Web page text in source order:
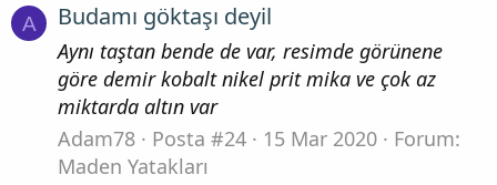
A Budamı göktaşı deyil
Aynı taştan bende de var, resimde görünene
göre demir kobalt nikel prit mika ve çok az
miktarda altın var
Adam78
Posta #24 15 Mar 2020
Forum:
Maden Yatakları